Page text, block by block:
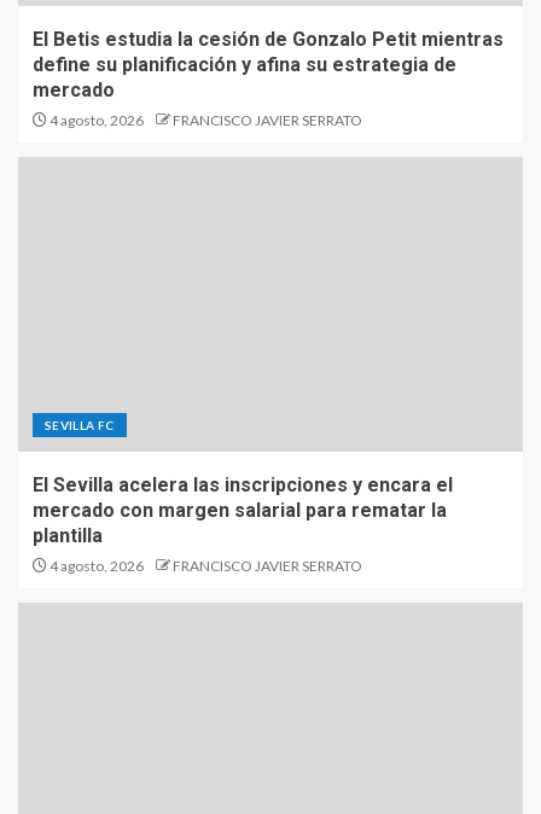
El Betis estudia la cesión de Gonzalo Petit mientras
define su planificación y afina su estrategia de
mercado
4 agosto, 2026 FRANCISCO JAVIER SERRATO
SEVILLA FC
El Sevilla acelera las inscripciones y encara el
mercado con margen salarial para rematar la
plantilla
4 agosto, 2026 FRANCISCO JAVIER SERRATO